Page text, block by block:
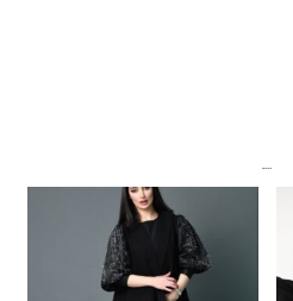
منتجات ذات صلة